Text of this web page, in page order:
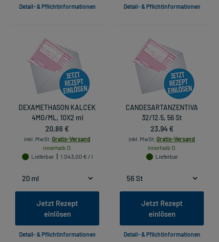
Detail- & Pflichtinformationen Detail- & Pflichtinformationen
DEXAMETHASON KALCEK
4MG/ML, 10X2 ml
20,86 €
inkl. MwSt. Gratis-Versand
innerhalb D.
Lieferbar
1.043,00 € / l
Jetzt Rezept
einlösen
Detail- & Pflichtinformationen
CANDESARTANZENTIVA
32/12.5, 56 St
23,94 €
inkl. MwSt. Gratis-Versand
innerhalb D.
Lieferbar
Jetzt Rezept
einlösen
Detail- & Pflichtinformationen